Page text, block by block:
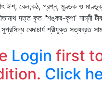
ঈশ, কেন,কঠ, প্রশ্ন, মুণ্ডক ও
দত্ত কৃত "শঙ্কর-কৃপা' নাম্নী
সুপ্রসিদ্ধ বেদাচার্য শ্রীযুক্ত সত্যব্রত
Login first
Click